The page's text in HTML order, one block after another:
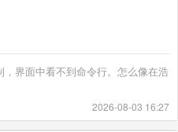
界面中看不到命令行。怎么像在浩
2026-08-03 16:27